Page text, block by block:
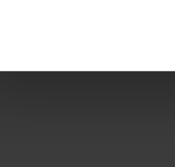
¿Quiere